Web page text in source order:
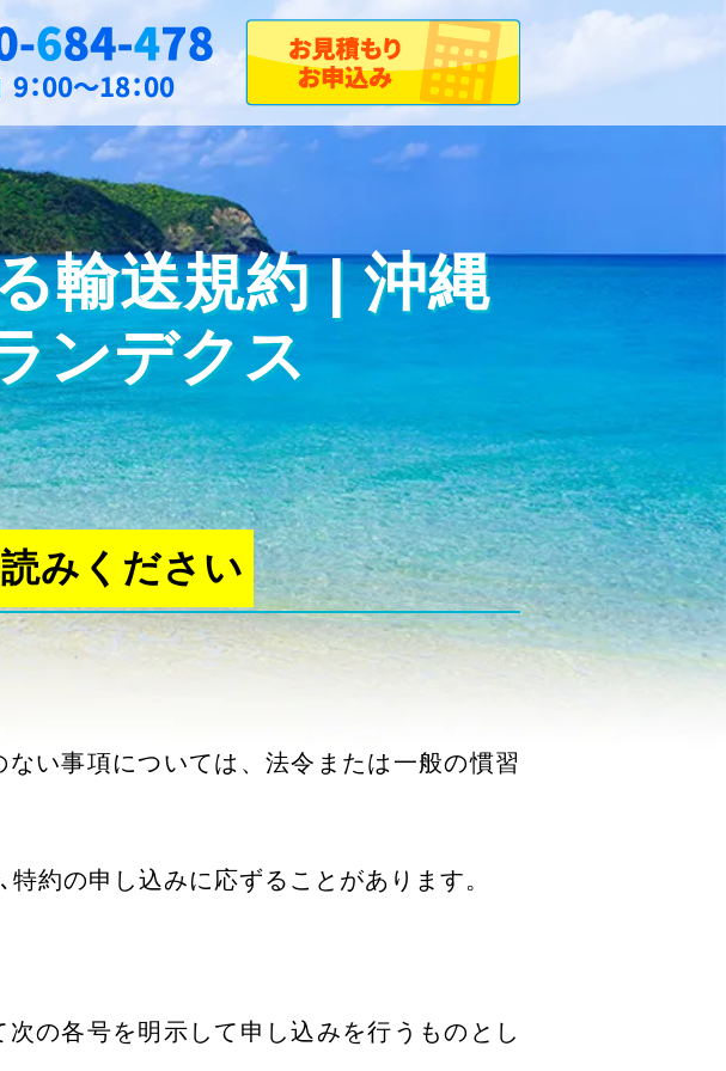
輸送規約 | 沖縄
ンデクス
みください
い事項については、法令または一般の慣習
約の申し込みに応ずることがあります。
の各号を明示して申し込みを行うものとし